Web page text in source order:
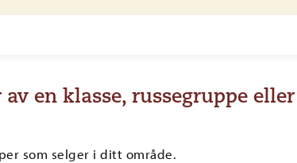
en klasse, russegruppe eller
som selger i ditt område.